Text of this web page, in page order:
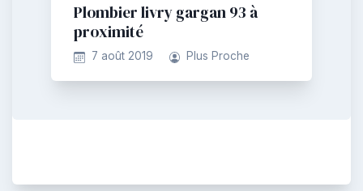
Plombier livry gargan 93 à
proximité
7 août 2019 Plus Proche